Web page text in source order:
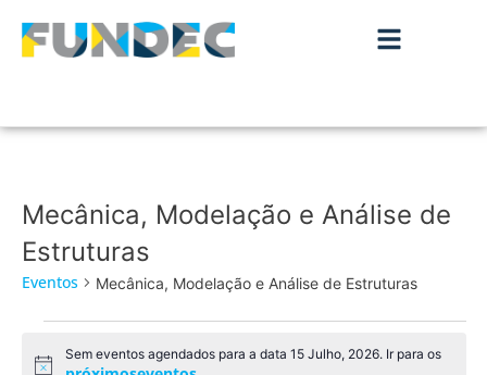
Mecânica, Modelação e Análise de
Estruturas
Eventos Mecânica, Modelação e Análise de Estruturas
Aviso
Sem eventos agendados para a data 15 Julho, 2026. Ir para os